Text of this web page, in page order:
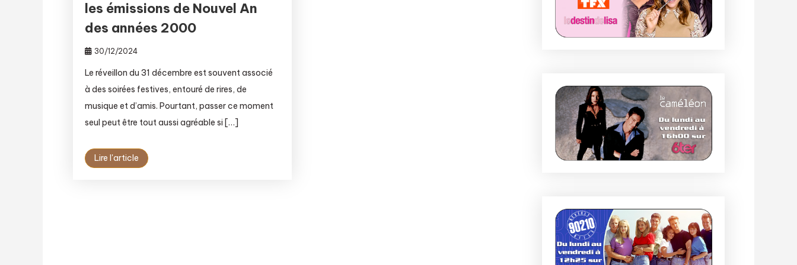
les émissions de Nouvel An
des années 2000
30/12/2024
Le réveillon du 31 décembre est souvent associé
à des soirées festives, entouré de rires, de
musique et d’amis. Pourtant, passer ce moment
seul peut être tout aussi agréable si […]
Lire l'article